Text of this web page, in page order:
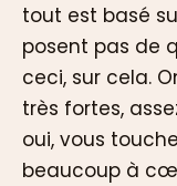
tout est basé
posent pas de
ceci, sur cela.
très fortes,
oui, vous
beaucoup à